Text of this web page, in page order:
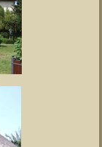
Gyűjteménye